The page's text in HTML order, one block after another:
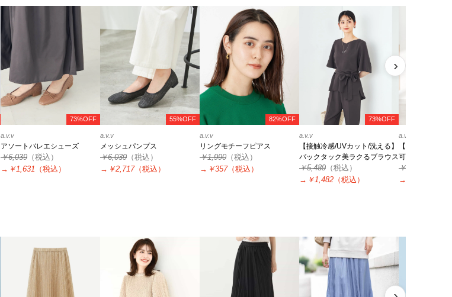
73%OFF
a.v.v
アソートバレエシューズ
￥6,039 （税込）
→ ￥1,631 （税込）
55%OFF
a.v.v
メッシュパンプス
￥6,039 （税込）
→ ￥2,717（税込）
82%OFF
a.v.v
リングモチーフピアス
￥1,990 （税込）
→ ￥357（税込）
73%OFF
a.v.v
【接触冷感/UVカット/洗える】
バックタック美ラクるブラウス
￥5,489 （税込）
→ ￥1,482 （税込）
a.v.v
【洗える/セッ
可】サテンギャ
￥5,489
→
›